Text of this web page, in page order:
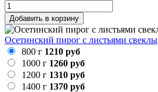
Добавить в корзину
Осетинский пирог с листьями свеклы
800 г 1210 руб
1000 г 1260 руб
1200 г 1310 руб
1400 г 1370 руб